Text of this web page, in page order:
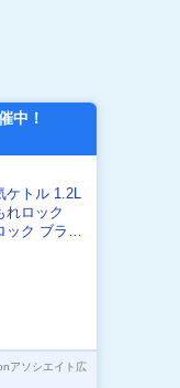
中！
ケトル 1.2L
れロック
ック ブラッ
アソシエイト広